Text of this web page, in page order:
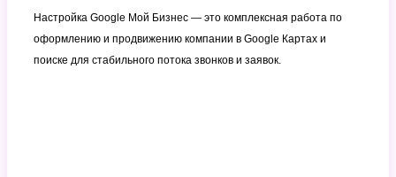
Настройка Google Мой Бизнес — это комплексная работа по
оформлению и продвижению компании в Google Картах и
поиске для стабильного потока звонков и заявок.